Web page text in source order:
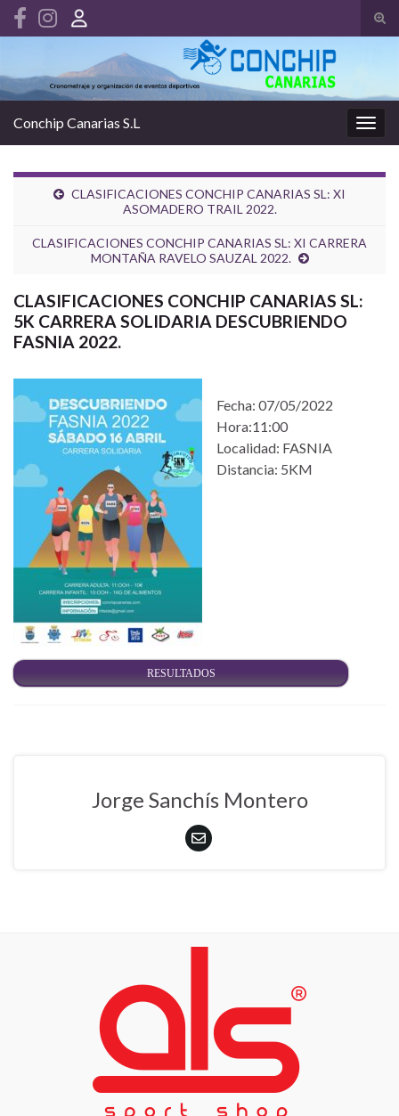
el
Search for:
la
Conchip Canarias S.L
CLASIFICACIONES CONCHIP CANARIAS SL: XI
ASOMADERO TRAIL 2022.
CLASIFICACIONES CONCHIP CANARIAS SL: XI CARRERA
MONTAÑA RAVELO SAUZAL 2022.
CLASIFICACIONES CONCHIP CANARIAS SL:
5K CARRERA SOLIDARIA DESCUBRIENDO
FASNIA 2022.
Fecha: 07/05/2022
Hora:11:00
Localidad: FASNIA
Distancia: 5KM
RESULTADOS
Jorge Sanchís Montero